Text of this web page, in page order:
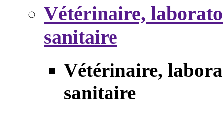
Vétérinaire,
sanitaire
Vétérinaire,
sanitaire